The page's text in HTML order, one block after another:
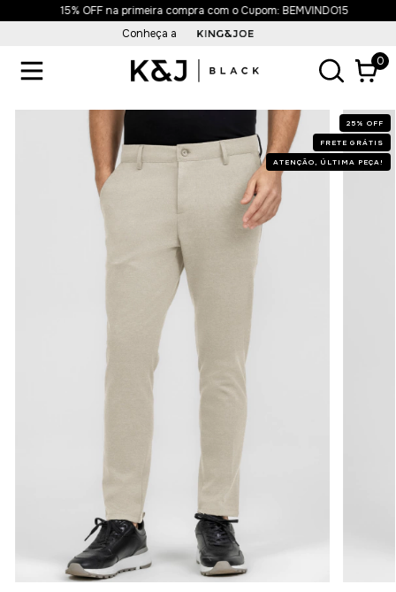
15% OFF na primeira compra com o Cupom: BEMVINDO15
Conheça a
0
25 % OFF
FRETE GRÁTIS
ATENÇÃO, ÚLTIMA PEÇA!